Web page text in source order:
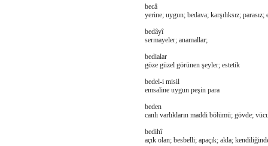
becâ
yerine; uygun; bedava; karşılıksız; parasız;
bedâyî
sermayeler; anamallar;
bedialar
göze güzel görünen şeyler; estetik
bedel-i misil
emsaline uygun peşin para
beden
canlı varlıkların maddi bölümü; gövde;
bedihî
açık olan; besbelli; apaçık; akla;